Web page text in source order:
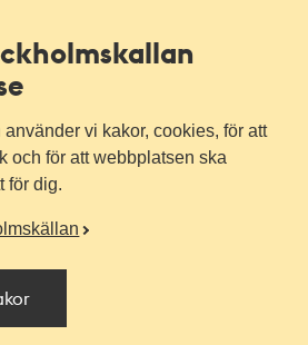
vi kakor, cookies, för att
och för att webbplatsen ska
för dig.